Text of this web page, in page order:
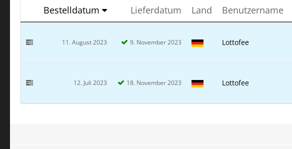
Bestelldatum Lieferdatum Land Benutzername
11. August 2023 9. November 2023 Lottofee
12. Juli 2023 18. November 2023 Lottofee